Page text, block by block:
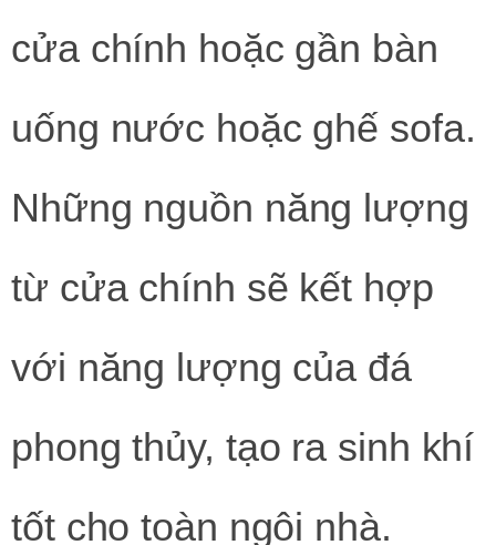
cửa chính hoặc gần bàn
uống nước hoặc ghế sofa.
Những nguồn năng lượng
từ cửa chính sẽ kết hợp
với năng lượng của đá
phong thủy, tạo ra sinh khí
tốt cho toàn ngôi nhà.